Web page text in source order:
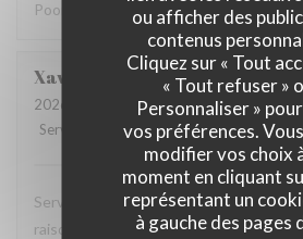
ou afficher des
contenus
Cliquez sur « Tout
« Tout refuser »
Personnaliser »
vos préférences.
modifier vos choix
moment en cliquant
représentant un
à gauche des pages
Poor service. Unfriendly staff. Stale
Xavier
2026-04-03
- 12:15 - Couverts 2
Service
Ambiance:5/5 Cuisine:5/5
Service rapide et acueillant, cuisine de
raisonnable